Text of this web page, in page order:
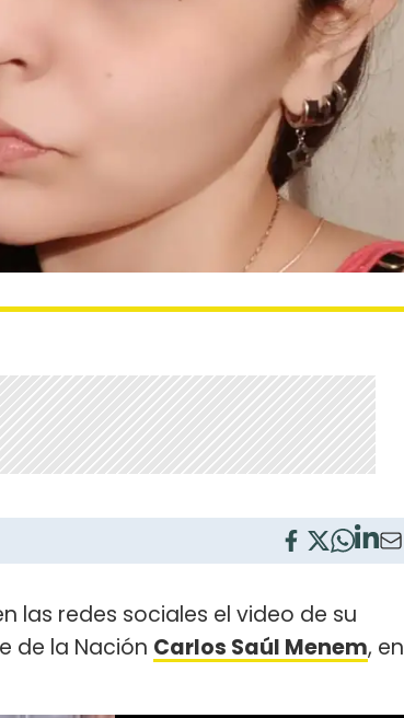
las redes sociales el video de su
de la Nación Carlos Saúl Menem, en